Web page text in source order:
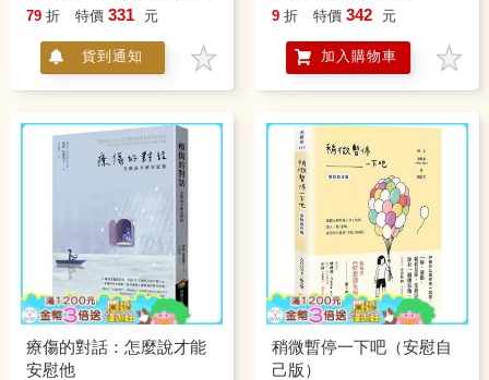
溫柔安慰
79 折 特價 331 元
貨到通知
9 折 特價 342 元
加入購物車
療傷的對話：怎麼說才能
安慰他
稍微暫停一下吧（安慰自
己版）